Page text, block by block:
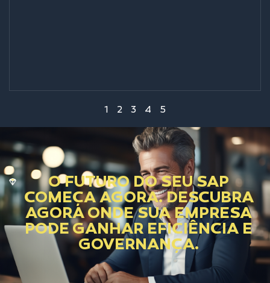
1 2 3 4 5
O FUTURO DO SEU SAP
COMEÇA AGORA. DESCUBRA
AGORA ONDE SUA EMPRESA
PODE GANHAR EFICIÊNCIA E
GOVERNANÇA.